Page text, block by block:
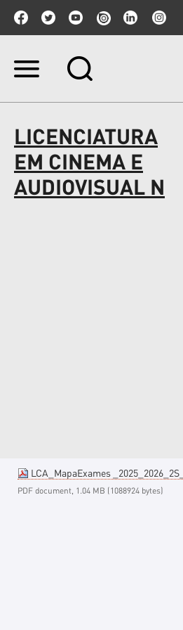
Ir
Ir
para
a
navegação
LICENCIATURA
EM CINEMA E
AUDIOVISUAL N
LCA_MapaExames
PDF document, 1.04 MB (1088924 bytes)